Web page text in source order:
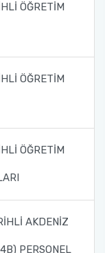
ÖĞRETİM
ÖĞRETİM
ÖĞRETİM
AKDENİZ
PERSONEL